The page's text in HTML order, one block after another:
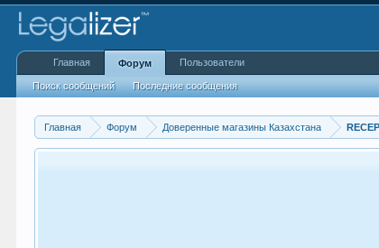
Главная Форум Доверенные магазины Казахстана
Главная Форум
Поиск сообщений Последние сообщения
Пользователи